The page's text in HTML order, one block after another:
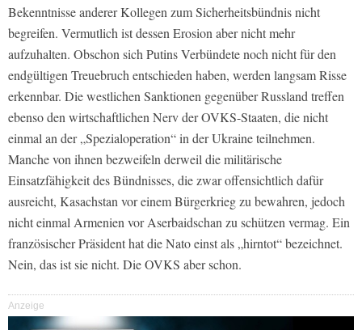
Bekenntnisse anderer Kollegen zum Sicherheitsbündnis nicht
begreifen. Vermutlich ist dessen Erosion aber nicht mehr
aufzuhalten. Obschon sich Putins Verbündete noch nicht für den
endgültigen Treuebruch entschieden haben, werden langsam Risse
erkennbar. Die westlichen Sanktionen gegenüber Russland treffen
ebenso den wirtschaftlichen Nerv der OVKS-Staaten, die nicht
einmal an der „Spezialoperation“ in der Ukraine teilnehmen.
Manche von ihnen bezweifeln derweil die militärische
Einsatzfähigkeit des Bündnisses, die zwar offensichtlich dafür
ausreicht, Kasachstan vor einem Bürgerkrieg zu bewahren, jedoch
nicht einmal Armenien vor Aserbaidschan zu schützen vermag. Ein
französischer Präsident hat die Nato einst als „hirntot“ bezeichnet.
Nein, das ist sie nicht. Die OVKS aber schon.
Anzeige